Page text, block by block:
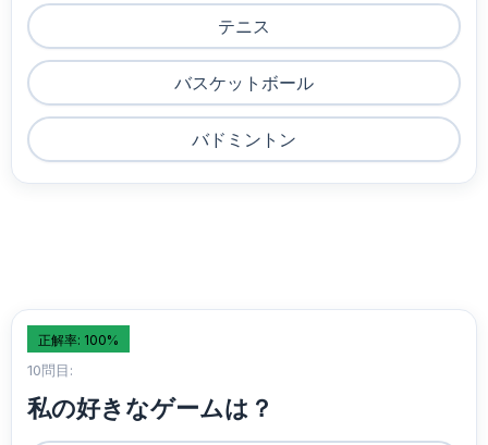
テニス
バスケットボール
バドミントン
正解率: 100%
10問目:
私の好きなゲームは？